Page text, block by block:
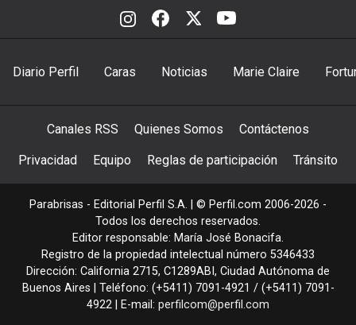
Diario Perfil Caras Noticias Marie Claire
Canales RSS Quienes Somos Contáctenos
Privacidad Equipo Reglas de participación Tránsito
Parabrisas - Editorial Perfil S.A. | © Perfil.com 2006-2026 -
Todos los derechos reservados.
Editor responsable: María José Bonacifa.
Registro de la propiedad intelectual número 5346433
Dirección: California 2715, C1289ABI , Ciudad Autónoma de
Buenos Aires | Teléfono: (+5411) 7091-4921 / (+5411) 7091-
4922 | E-mail: perfilcom@perfil.com